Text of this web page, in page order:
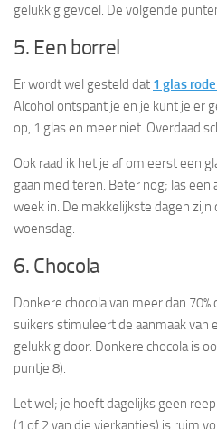
gelukkig gevoel. De volgende
5. Een borrel
Er wordt wel gesteld dat 1 glas
Alcohol ontspant je en je kunt je er
op, 1 glas en meer niet. Overdaad
Ook raad ik het je af om eerst een
gaan mediteren. Beter nog; las een
week in. De makkelijkste dagen zijn
woensdag.
6. Chocola
Donkere chocola van meer dan
suikers stimuleert de aanmaak van
gelukkig door. Donkere chocola is
puntje 8).
Let wel; je hoeft dagelijks geen
(1 of 2 van die vierkantjes) is ruim